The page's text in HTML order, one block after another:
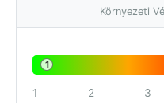
Környezeti
1
1 2 3